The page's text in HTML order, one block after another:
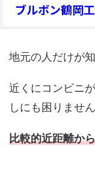
ブルボン鶴岡
地元の人だけが
近くにコンビニ
しにも困りません
比較的近距離か